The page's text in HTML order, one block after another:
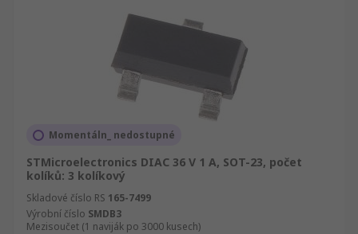
Momentáln_ nedostupné
STMicroelectronics DIAC 36 V 1 A, SOT-23, počet
kolíků: 3 kolíkový
Skladové číslo RS 165-7499
Výrobní číslo SMDB3
Mezisoučet (1 naviják po 3000 kusech)